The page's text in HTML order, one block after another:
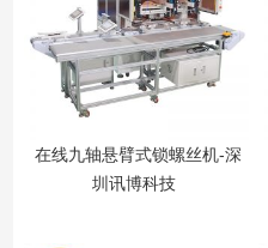
在线九轴悬臂式锁螺丝机-深
圳讯博科技